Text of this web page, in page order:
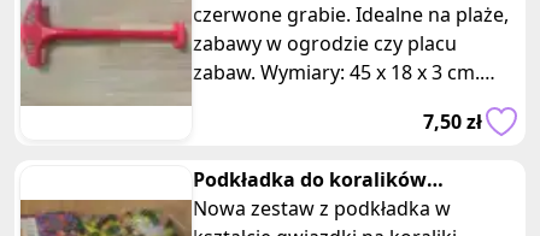
czerwone grabie. Idealne na plaże,
zabawy w ogrodzie czy placu
zabaw. Wymiary: 45 x 18 x 3 cm.
7,50 zł
Podkładka do koralików
gwiazdka
Nowa zestaw z podkładka w